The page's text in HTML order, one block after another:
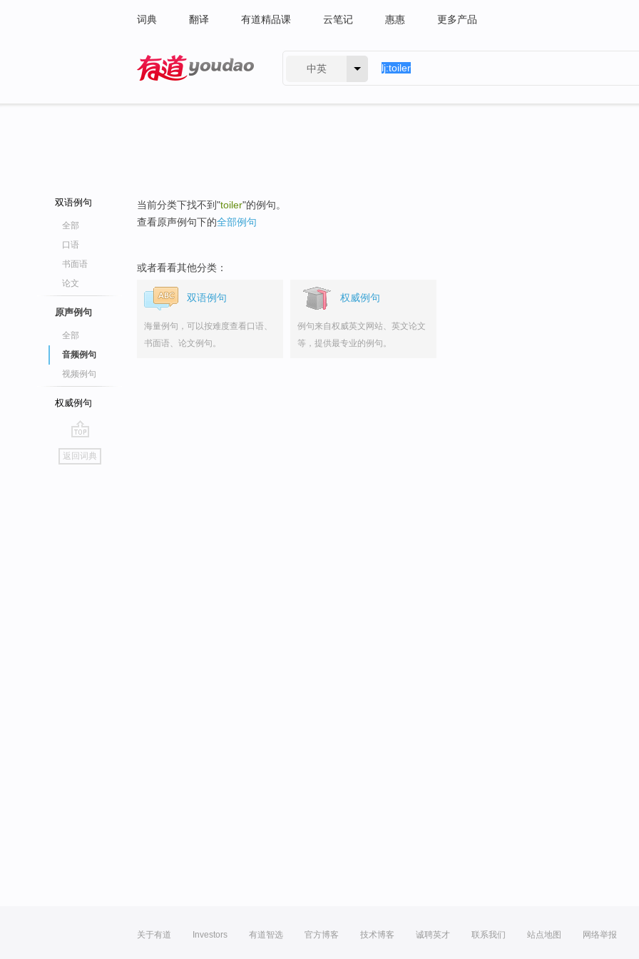
词典 翻译 有道精品课 云笔记 惠惠 更多产品
中英
双语例句
全部
口语
书面语
论文
原声例句
全部
音频例句
视频例句
权威例句
go
top
返回词典
当前分类下找不到"toiler"的例句。
查看原声例句下的全部例句
或者看看其他分类：
双语例句
海量例句，可以按难度查看口语、
书面语、论文例句。
权威例句
例句来自权威英文网站、英文论文
等，提供最专业的例句。
关于有道 Investors 有道智选 官方博客 技术博客 诚聘英才 联系我们 站点地图 网络举报